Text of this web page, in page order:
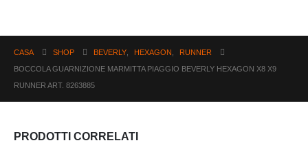
CASA SHOP BEVERLY HEXAGON
RUNNER
BOCCOLA GUARNIZIONE MARMITTA PIAGGIO BEVERLY HEXAGON X8 X9
RUNNER ART. 8263885
PRODOTTI CORRELATI